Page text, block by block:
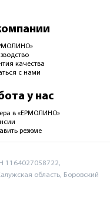
качества
с нами
у нас
в «ЕРМОЛИНО»
резюме
1164027058722,
область, Боровский